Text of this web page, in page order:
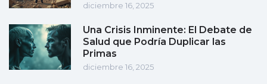
diciembre 16, 2025
Una Crisis Inminente: El Debate de
Salud que Podría Duplicar las
Primas
diciembre 16, 2025